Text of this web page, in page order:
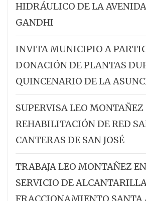
HIDRÁULICO DE LA
GANDHI
INVITA MUNICIPIO A
DONACIÓN DE PLANTAS
QUINCENARIO DE LA
SUPERVISA LEO MONTAÑEZ
REHABILITACIÓN DE RED
CANTERAS DE SAN JOSÉ
TRABAJA LEO MONTAÑEZ
SERVICIO DE